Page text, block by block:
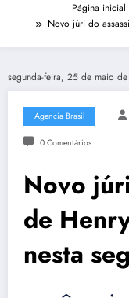
Página inicial
Novo júri do
segunda-feira, 25 de maio
Agencia Brasil
0 Comentários
Novo
de
nesta